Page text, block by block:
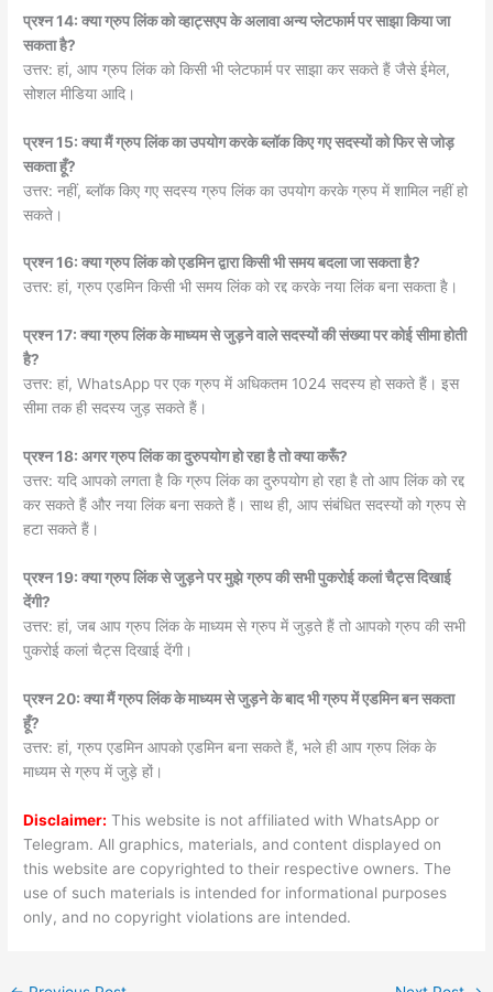
प्रश्न 14: क्या ग्रुप लिंक को व्हाट्सएप के अलावा अन्य प्लेटफार्म पर साझा किया जा
सकता है?
उत्तर: हां, आप ग्रुप लिंक को किसी भी प्लेटफार्म पर साझा कर सकते हैं जैसे ईमेल,
सोशल मीडिया आदि।
प्रश्न 15: क्या मैं ग्रुप लिंक का उपयोग करके ब्लॉक किए गए सदस्यों को फिर से जोड़
सकता हूँ?
उत्तर: नहीं, ब्लॉक किए गए सदस्य ग्रुप लिंक का उपयोग करके ग्रुप में शामिल नहीं हो
सकते।
प्रश्न 16: क्या ग्रुप लिंक को एडमिन द्वारा किसी भी समय बदला जा सकता है?
उत्तर: हां, ग्रुप एडमिन किसी भी समय लिंक को रद्द करके नया लिंक बना सकता है।
प्रश्न 17: क्या ग्रुप लिंक के माध्यम से जुड़ने वाले सदस्यों की संख्या पर कोई सीमा होती
है?
उत्तर: हां, WhatsApp पर एक ग्रुप में अधिकतम 1024 सदस्य हो सकते हैं। इस
सीमा तक ही सदस्य जुड़ सकते हैं।
प्रश्न 18: अगर ग्रुप लिंक का दुरुपयोग हो रहा है तो क्या करूँ?
उत्तर: यदि आपको लगता है कि ग्रुप लिंक का दुरुपयोग हो रहा है तो आप लिंक को रद्द
कर सकते हैं और नया लिंक बना सकते हैं। साथ ही, आप संबंधित सदस्यों को ग्रुप से
हटा सकते हैं।
प्रश्न 19: क्या ग्रुप लिंक से जुड़ने पर मुझे ग्रुप की सभी पुकरोई कलां चैट्स दिखाई
देंगी?
उत्तर: हां, जब आप ग्रुप लिंक के माध्यम से ग्रुप में जुड़ते हैं तो आपको ग्रुप की सभी
पुकरोई कलां चैट्स दिखाई देंगी।
प्रश्न 20: क्या मैं ग्रुप लिंक के माध्यम से जुड़ने के बाद भी ग्रुप में एडमिन बन सकता
हूँ?
उत्तर: हां, ग्रुप एडमिन आपको एडमिन बना सकते हैं, भले ही आप ग्रुप लिंक के
माध्यम से ग्रुप में जुड़े हों।
Disclaimer: This website is not affiliated with WhatsApp or
Telegram. All graphics, materials, and content displayed on
this website are copyrighted to their respective owners. The
use of such materials is intended for informational purposes
only, and no copyright violations are intended.